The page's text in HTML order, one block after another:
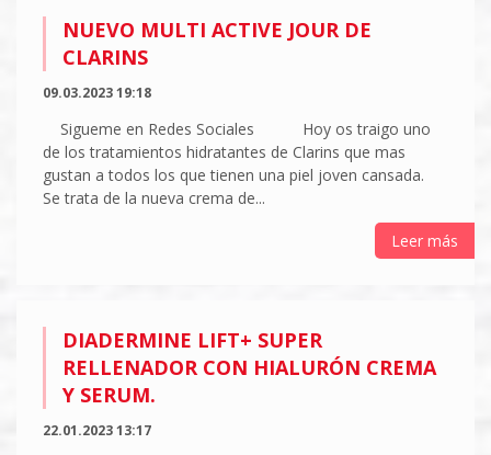
NUEVO MULTI ACTIVE JOUR DE
CLARINS
09.03.2023 19:18
Sigueme en Redes Sociales Hoy os traigo uno
de los tratamientos hidratantes de Clarins que mas
gustan a todos los que tienen una piel joven cansada.
Se trata de la nueva crema de...
Leer más
DIADERMINE LIFT+ SUPER
RELLENADOR CON HIALURÓN CREMA
Y SERUM.
22.01.2023 13:17